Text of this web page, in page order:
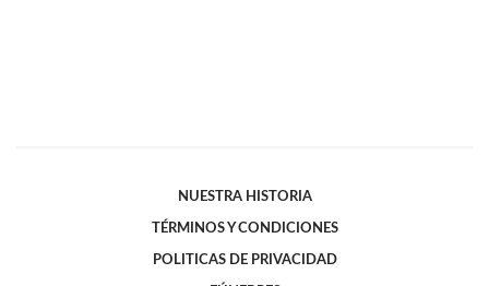
NUESTRA HISTORIA
TÉRMINOS Y CONDICIONES
POLITICAS DE PRIVACIDAD